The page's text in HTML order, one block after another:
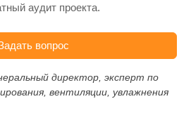
аудит проекта.
вопрос
директор, эксперт по
вентиляции, увлажнения